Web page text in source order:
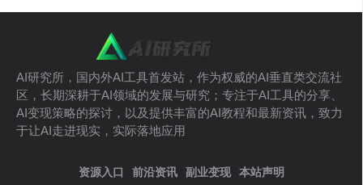
AI研究所，国内外AI工具首发站，作为权威的AI垂直类交流社
区，长期深耕于AI领域的发展与研究；专注于AI工具的分享、
AI变现策略的探讨，以及提供丰富的AI教程和最新资讯，致力
于让AI走进现实，实际落地应用
资源入口 前沿资讯 副业变现 本站声明